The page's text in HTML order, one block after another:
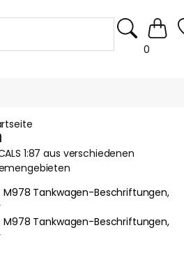
0
1:87 aus verschiedenen